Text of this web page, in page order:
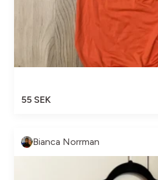
55 SEK
Bianca Norrman